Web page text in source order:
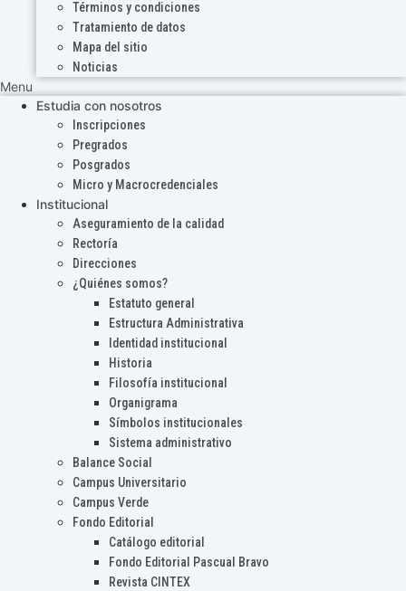
Términos y condiciones
Tratamiento de datos
Mapa del sitio
Noticias
Menu
Estudia con nosotros
Inscripciones
Pregrados
Posgrados
Micro y Macrocredenciales
Institucional
Aseguramiento de la calidad
Rectoría
Direcciones
¿Quiénes somos?
Estatuto general
Estructura Administrativa
Identidad institucional
Historia
Filosofía institucional
Organigrama
Símbolos institucionales
Sistema administrativo
Balance Social
Campus Universitario
Campus Verde
Fondo Editorial
Catálogo editorial
Fondo Editorial Pascual Bravo
Revista CINTEX